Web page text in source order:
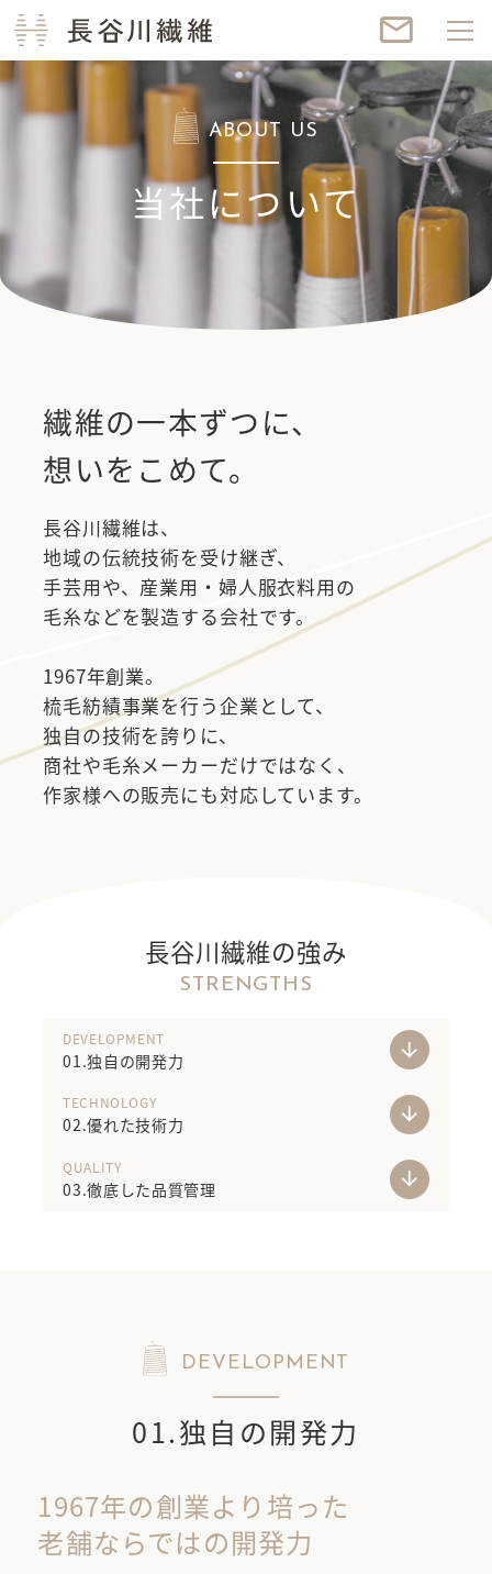
mail_outline
ABOUT US
当社について
繊維の一本ずつに、
想いをこめて。
長谷川繊維は、
地域の伝統技術を受け継ぎ、
手芸用や、産業用・婦人服衣料用の
毛糸などを製造する会社です。
1967年創業。
梳毛紡績事業を行う企業として、
独自の技術を誇りに、
商社や毛糸メーカーだけではなく、
作家様への販売にも対応しています。
長谷川繊維の強み
STRENGTHS
DEVELOPMENT
01.独自の開発力 arrow_downward
TECHNOLOGY
02.優れた技術力 arrow_downward
QUALITY
03.徹底した品質管理 arrow_downward
DEVELOPMENT
01.独自の開発力
1967年の創業より培った
老舗ならではの開発力